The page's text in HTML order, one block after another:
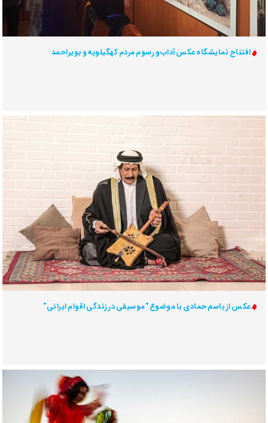
افتتاح نمایشگاه عکس آداب و رسوم مردم کهگیلویه و بویراحمد
عکس از باسم حمادی با موضوع "موسیقی در زندگی اقوام ایرانی"